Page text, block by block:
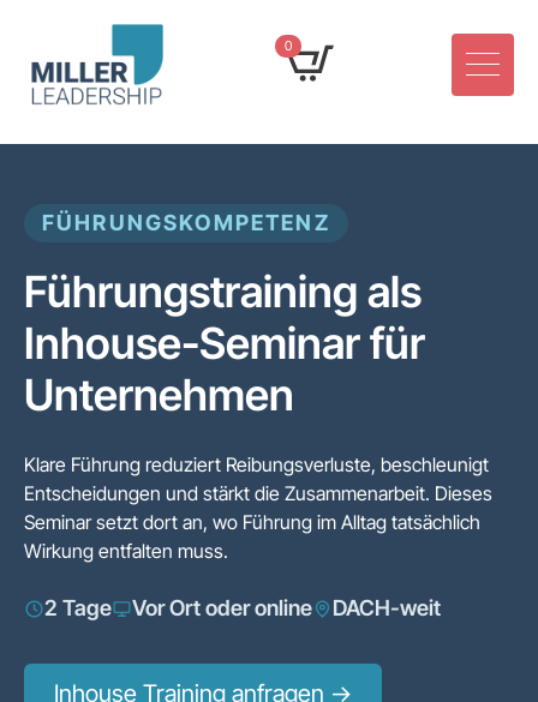
0
FÜHRUNGSKOMPETENZ
Führungstraining als
Inhouse-Seminar für
Unternehmen
Klare Führung reduziert Reibungsverluste, beschleunigt
Entscheidungen und stärkt die Zusammenarbeit. Dieses
Seminar setzt dort an, wo Führung im Alltag tatsächlich
Wirkung entfalten muss.
2 Tage Vor Ort oder online DACH-weit
Inhouse Training anfragen →